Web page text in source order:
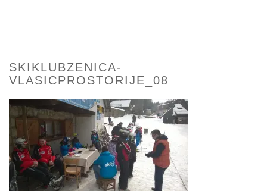
SKIKLUBZENICA-
VLASICPROSTORIJE_08